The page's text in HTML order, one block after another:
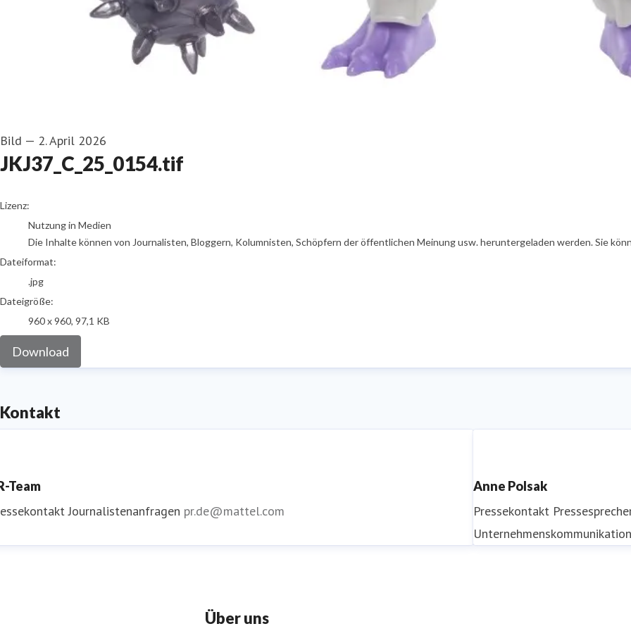
Bild — 2. April 2026
JKJ37_C_25_0154.tif
go to media item
Lizenz:
Nutzung in Medien
Die Inhalte können von Journalisten, Bloggern, Kolumnisten, Schöpfern der öffentlichen Meinung usw. heruntergeladen werden. Sie
Dateiformat:
.jpg
Dateigröße:
960 x 960, 97,1 KB
Download
Kontakt
Team
Journalistenanfragen pr.de@mattel.com
Anne Polsak
Pressekontakt
Über uns